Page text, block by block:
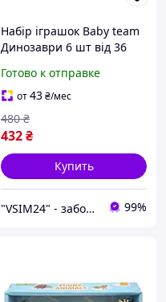
Набір іграшок Baby team
Динозаври 6 шт від 36
Готово к отправке
от43₴/мес
432₴
480 ₴
Купить
"VSIM24" - забота о близких в каждом доме! 99%